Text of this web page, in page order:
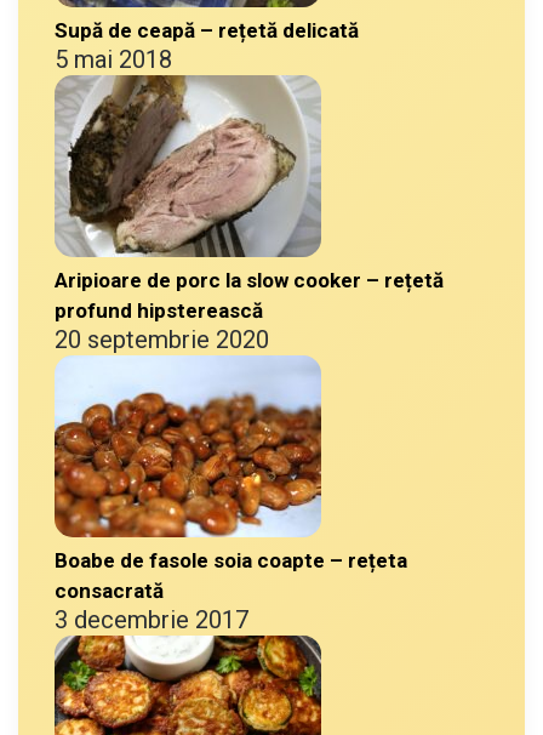
Supă de ceapă – rețetă delicată
5 mai 2018
Aripioare de porc la slow cooker – rețetă
profund hipsterească
20 septembrie 2020
Boabe de fasole soia coapte – rețeta
consacrată
3 decembrie 2017